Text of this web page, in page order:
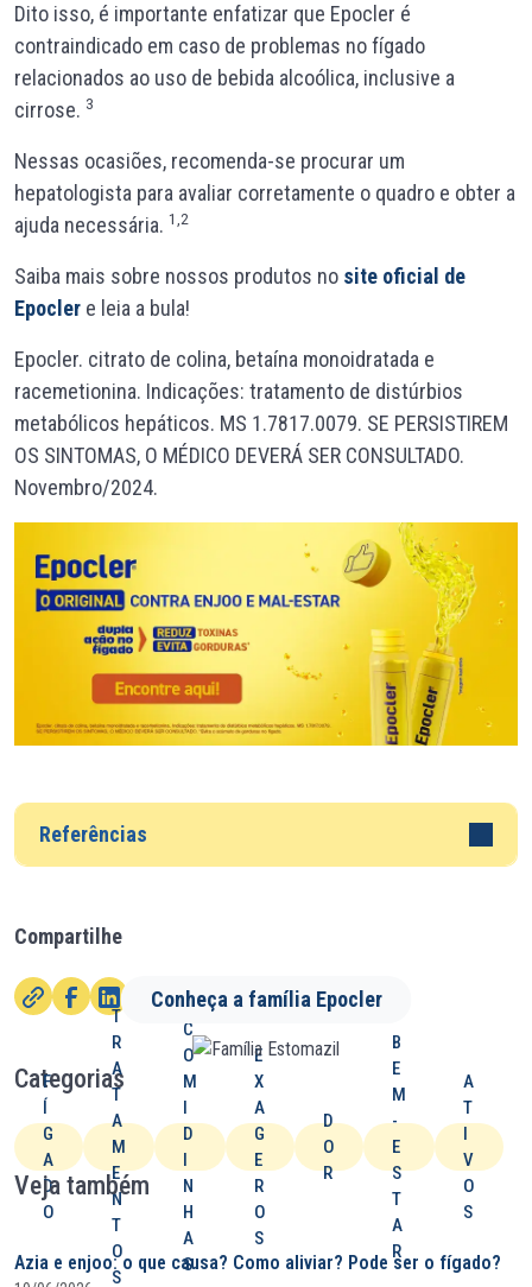
Dito isso, é importante enfatizar que Epocler é
contraindicado em caso de problemas no fígado
relacionados ao uso de bebida alcoólica, inclusive a
cirrose. 3
Nessas ocasiões, recomenda-se procurar um
hepatologista para avaliar corretamente o quadro e obter a
ajuda necessária. 1,2
Saiba mais sobre nossos produtos no site oficial de
Epocler e leia a bula!
Epocler. citrato de colina, betaína monoidratada e
racemetionina. Indicações: tratamento de distúrbios
metabólicos hepáticos. MS 1.7817.0079. SE PERSISTIREM
OS SINTOMAS, O MÉDICO DEVERÁ SER CONSULTADO.
Novembro/2024.
Referências
Compartilhe
Conheça a família Epocler
Categorias
F
Í
G
A
D
O
T
R
A
T
A
M
E
N
T
O
S
C
O
M
I
D
I
N
H
A
S
E
X
A
G
E
R
O
S
D
O
R
B
E
M
-
E
S
T
A
R
A
T
I
V
O
S
Veja também
Azia e enjoo: o que causa? Como aliviar? Pode ser o fígado?